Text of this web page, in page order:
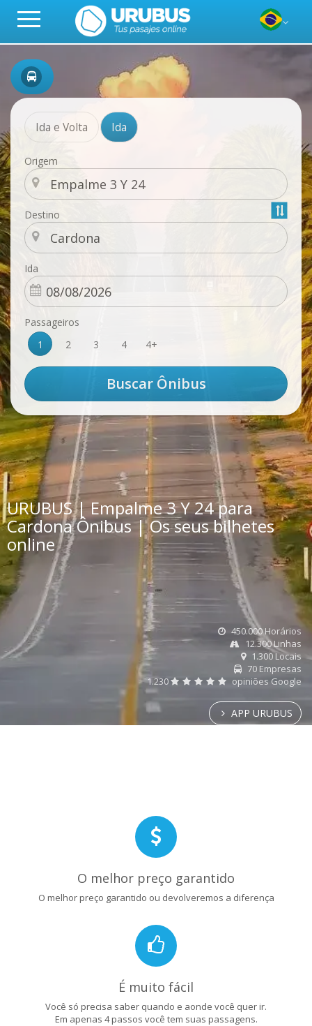
Ida e Volta Ida
Origem
Destino
Ida
Passageiros
1
2 3 4 4+
URUBUS | Empalme 3 Y 24 para
Cardona Ônibus | Os seus bilhetes
online
450.000 Horários
12.300 Linhas
1.300 Locais
70 Empresas
1.230
opiniões Google
APP URUBUS
O melhor preço garantido
O melhor preço garantido ou devolveremos a diferença
É muito fácil
Você só precisa saber quando e aonde você quer ir.
Em apenas 4 passos você tem suas passagens.